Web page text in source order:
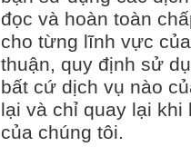
đọc và hoàn toàn
cho từng lĩnh vực
thuận, quy định sử
bất cứ dịch vụ nào
lại và chỉ quay lại khi
của chúng tôi.